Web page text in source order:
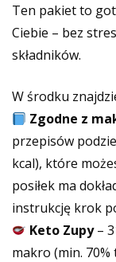
Ten pakiet to
Ciebie – bez
składników.
W środku
Zgodne z
przepisów
kcal), które
posiłek ma
instrukcję krok
Keto Zupy–
makro (min. 70%